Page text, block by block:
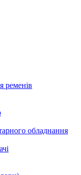
ременів
обладнання